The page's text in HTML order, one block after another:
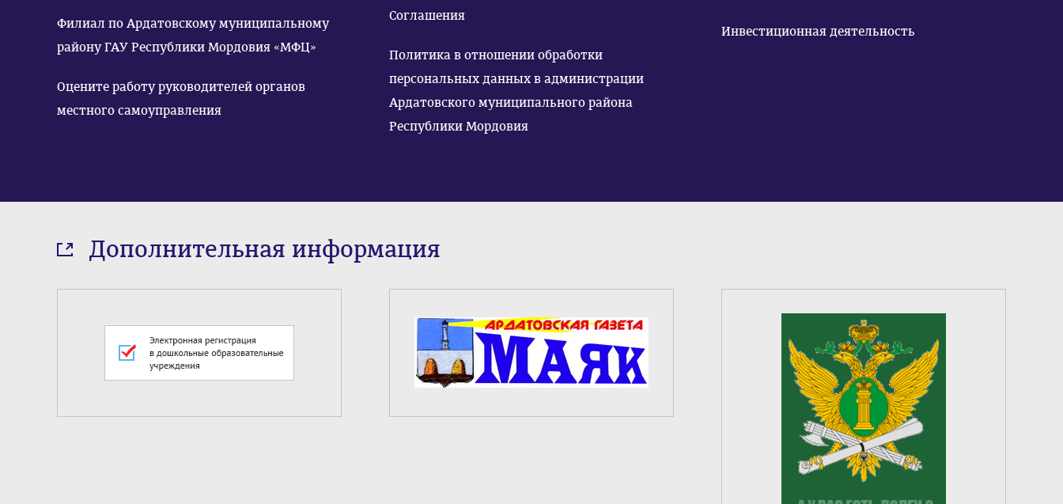
Филиал по Ардатовскому муниципальному
району ГАУ Республики Мордовия «МФЦ»
Оцените работу руководителей органов
местного самоуправления
Соглашения
Политика в отношении обработки
персональных данных в администрации
Ардатовского муниципального района
Республики Мордовия
Инвестиционная деятельность
Дополнительная информация